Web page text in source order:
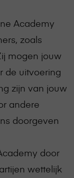
Academy
zoals
mogen jouw
de uitvoering
zijn van jouw
andere
doorgeven
door
wettelijk